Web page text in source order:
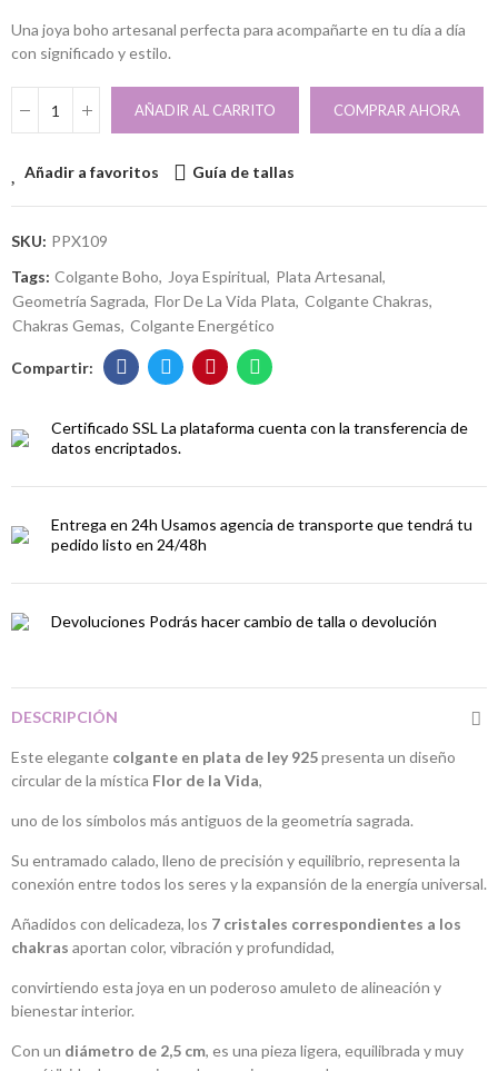
Una joya boho artesanal perfecta para acompañarte en tu día a día
con significado y estilo.
AÑADIR AL CARRITO COMPRAR AHORA
Añadir a favoritos Guía de tallas
SKU: PPX109
Tags: Colgante Boho Joya Espiritual Plata Artesanal
Geometría Sagrada Flor De La Vida Plata Colgante Chakras
Chakras Gemas Colgante Energético
Certificado SSL La plataforma cuenta con la transferencia de
datos encriptados.
Entrega en 24h Usamos agencia de transporte que tendrá tu
pedido listo en 24/48h
Devoluciones Podrás hacer cambio de talla o devolución
DESCRIPCIÓN
Este elegante colgante en plata de ley 925presenta un diseño
circular de la mística Flor de la Vida,
uno de los símbolos más antiguos de la geometría sagrada.
Su entramado calado, lleno de precisión y equilibrio, representa la
conexión entre todos los seres y la expansión de la energía universal.
Añadidos con delicadeza, los 7 cristales correspondientes a los
chakras aportan color, vibración y profundidad,
convirtiendo esta joya en un poderoso amuleto de alineación y
bienestar interior.
Con un diámetro de 2,5 cm, es una pieza ligera, equilibrada y muy